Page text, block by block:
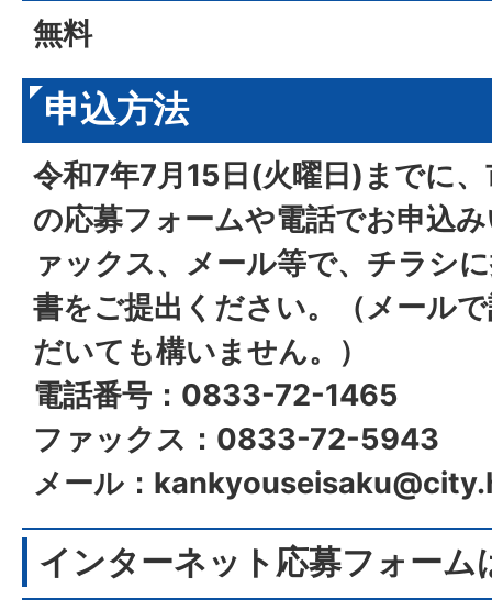
無料
申込方法
令和7年7月15日(火曜日)までに
の応募フォームや電話でお申込
ァックス、メール等で、チラシ
書をご提出ください。（メール
だいても構いません。）
電話番号：0833-72-1465
ファックス：0833-72-5943
メール：
インターネット応募フォーム